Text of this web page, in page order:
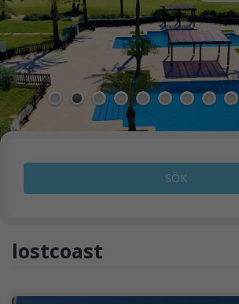
1 2 3 4 5 6 7 8 9 10 11
SÖK
lostcoast